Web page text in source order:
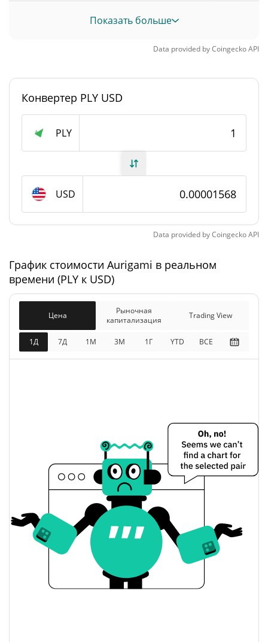
Объем / Рыночная
Рейтинг
Aurigami Предложение
Общее предложение 10 000 000 000 PLY
10 000 000 000 PLY
Aurigami Рыночная капитализация
Рыночная
$64 717
Разбавленная рыночная
капитализация
$156 824
$0,000015683029
открытия / закрытия
$0,000015683029 /
$0,00001568233
Вчерашнее изменение
Вчерашний объем $7,692982
Aurigami История цены
Показать больше
Data provided byCoingeckoAPI
Конвертер PLY USD
PLY
USD
Data provided byCoingeckoAPI
График стоимости Aurigami в реальном
времени (PLY к USD)
Цена
Рыночная
капитализация
Trading View
1Д 7Д 1М 3M 1Г YTD ВСЕ